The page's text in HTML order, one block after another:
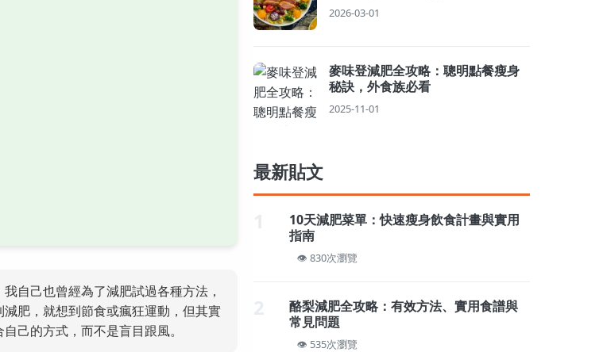
自己也曾經為了減肥試過各種方法，
肥，就想到節食或瘋狂運動，但其實
己的方式，而不是盲目跟風。
2026-03-01
麥味登減肥全攻略：聰明點餐瘦身
秘訣，外食族必看
2025-11-01
最新貼文
10天減肥菜單：快速瘦身飲食計畫與實用
指南
830次瀏覽
酪梨減肥全攻略：有效方法、實用食譜與
常見問題
535次瀏覽